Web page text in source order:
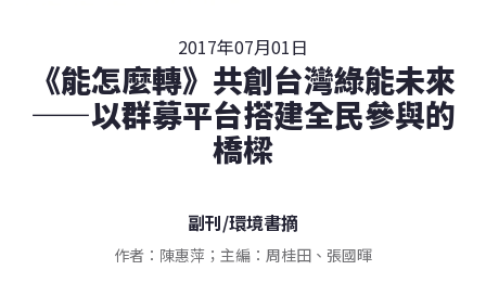
2017年07月01日
《能怎麼轉》共創台灣綠能未來
——以群募平台搭建全民參與的
橋樑
副刊/環境書摘
作者：陳惠萍；主編：周桂田、張國暉